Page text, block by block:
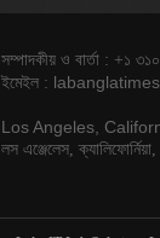
সম্পাদকীয় ও বার্তা : +১
ইমেইল :
Los Angeles,
লস এঞ্জেলেস,